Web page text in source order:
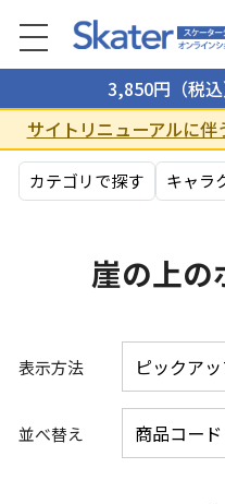
3,850円（税
サイトリニューアルに
カテゴリで探す キャラ
崖の上の
表示方法
並べ替え